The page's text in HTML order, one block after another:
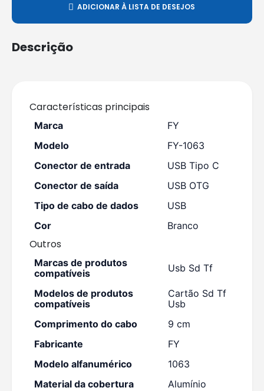
ADICIONAR À LISTA DE DESEJOS
Descrição
Características principais
Marca
FY
Modelo
FY-1063
Conector de entrada
USB Tipo C
Conector de saída
USB OTG
Tipo de cabo de dados
USB
Cor
Branco
Outros
Marcas de produtos
compatíveis
Usb Sd Tf
Modelos de produtos
compatíveis
Cartão Sd Tf
Usb
Comprimento do cabo
9 cm
Fabricante
FY
Modelo alfanumérico
1063
Material da cobertura
Alumínio